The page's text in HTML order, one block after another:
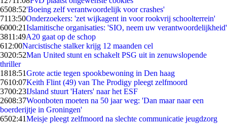
6508:52'Boeing zelf verantwoordelijk voor crashes'
7113:50Onderzoekers: 'zet wijkagent in voor rookvrij schoolterrein'
6000:21Islamitische organisaties: 'SIO, neem uw verantwoordelijkheid'
3811:49A20 gaat op de schop
612:00Narcistische stalker krijg 12 maanden cel
3020:52Man United stunt en schakelt PSG uit in zenuwslopende
thriller
1818:51Grote actie tegen spookbewoning in Den haag
7610:07Keith Flint (49) van The Prodigy pleegt zelfmoord
3700:23IJsland stuurt 'Haters' naar het ESF
2608:37Woonboten moeten na 50 jaar weg: 'Dan maar naar een
boerderijtje in Groningen'
6502:41Meisje pleegt zelfmoord na slechte communicatie jeugdzorg